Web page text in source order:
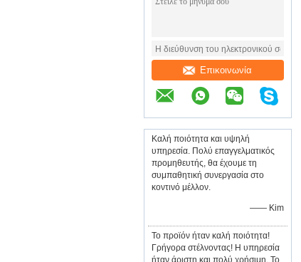
Επικοινωνία
Καλή ποιότητα και υψηλή
υπηρεσία. Πολύ επαγγελματικός
προμηθευτής, θα έχουμε τη
συμπαθητική συνεργασία στο
κοντινό μέλλον.
—— Kim
Το προϊόν ήταν καλή ποιότητα!
Γρήγορα στέλνοντας! Η υπηρεσία
ήταν άριστη και πολύ χρήσιμη. Το